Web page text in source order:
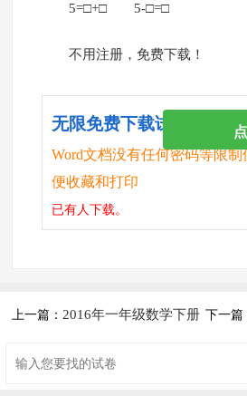
5=□+□ 5-□=□
不用注册，免费下载！
无限免费下载试卷
Word文档没有任何密码等限
便收藏和打印
已有人下载。
上一篇： 2016年一年级数学下册 下一篇